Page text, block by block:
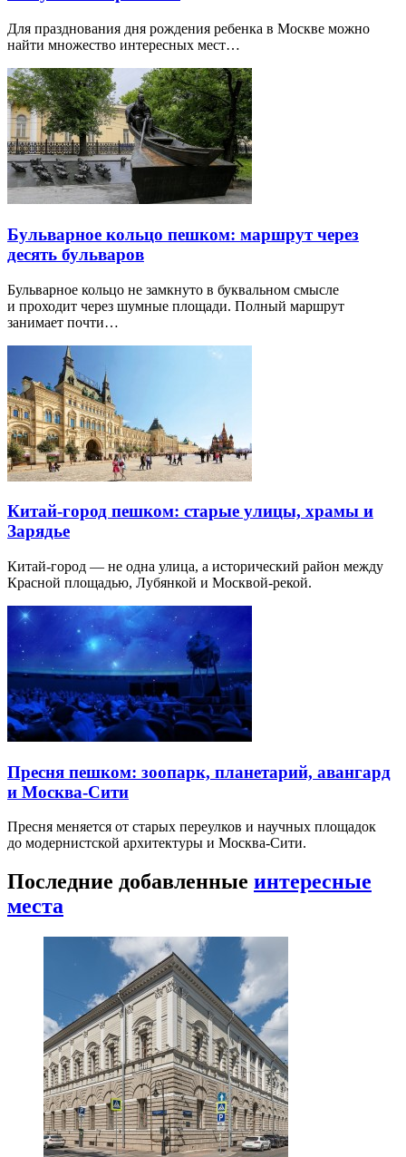
Для празднования дня рождения ребенка в Москве можно
найти множество интересных мест…
Бульварное кольцо пешком: маршрут через
десять бульваров
Бульварное кольцо не замкнуто в буквальном смысле
и проходит через шумные площади. Полный маршрут
занимает почти…
Китай-город пешком: старые улицы, храмы и
Зарядье
Китай-город — не одна улица, а исторический район между
Красной площадью, Лубянкой и Москвой-рекой.
Пресня пешком: зоопарк, планетарий, авангард
и Москва-Сити
Пресня меняется от старых переулков и научных площадок
до модернистской архитектуры и Москва-Сити.
Последние добавленные интересные
места